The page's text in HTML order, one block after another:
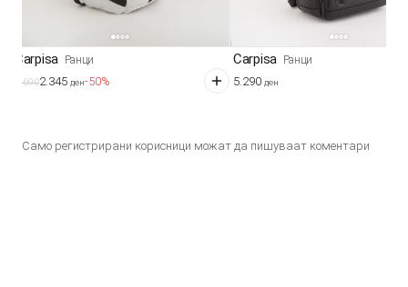
Carpisa Ранци
4.6902.345 ден-50%
Carpisa Ранци
5.290 ден
Само регистрирани корисници можат да пишуваат коментари